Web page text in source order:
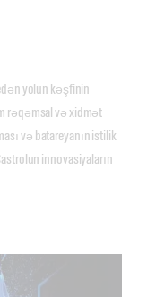
yolun kəşfinin
rəqəmsal və xidmət
və batareyanın istilik
innovasiyaların